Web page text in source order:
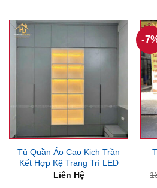
Tủ Quần Áo Cao Kịch Trần
Kết Hợp Kệ Trang Trí LED
Liên Hệ
-